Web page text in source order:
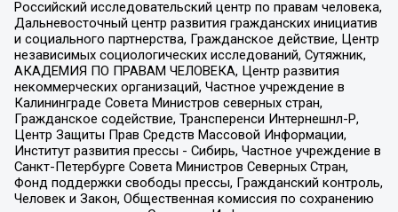
Российский исследовательский центр по правам человека,
Дальневосточный центр развития гражданских инициатив
и социального партнерства, Гражданское действие, Центр
независимых социологических исследований, Сутяжник,
АКАДЕМИЯ ПО ПРАВАМ ЧЕЛОВЕКА, Центр развития
некоммерческих организаций, Частное учреждение в
Калининграде Совета Министров северных стран,
Гражданское содействие, Трансперенси Интернешнл-Р,
Центр Защиты Прав Средств Массовой Информации,
Институт развития прессы - Сибирь, Частное учреждение в
Санкт-Петербурге Совета Министров Северных Стран,
Фонд поддержки свободы прессы, Гражданский контроль,
Человек и Закон, Общественная комиссия по сохранению